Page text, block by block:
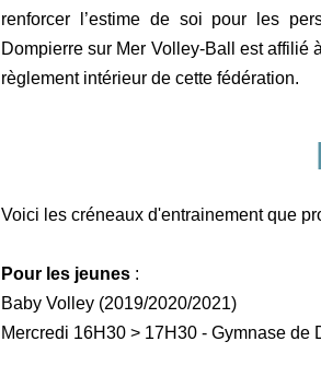
renforcer l’estime de soi pour les
Dompierre sur Mer Volley-Ball est affilié
règlement intérieur de cette fédération.
Voici les créneaux d'entrainement que
Pour les jeunes :
Baby Volley (2019/2020/2021)
Mercredi 16H30 > 17H30 - Gymnase de